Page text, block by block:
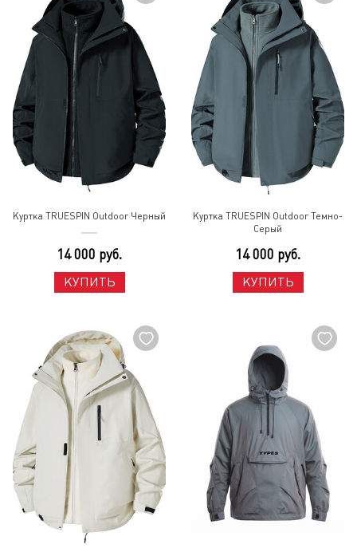
Куртка TRUESPIN Outdoor Черный
14 000 руб.
КУПИТЬ
Куртка TRUESPIN Outdoor Темно-
Серый
14 000 руб.
КУПИТЬ